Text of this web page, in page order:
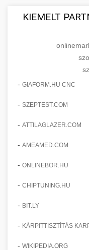
KIEMELT
- GIAFORM.HU CNC
- SZEPTEST.COM
- ATTILAGLAZER.COM
- AMEAMED.COM
- ONLINEBOR.HU
- CHIPTUNING.HU
- BIT.LY
- KÁRPITTISZTÍTÁS
- WIKIPEDIA.ORG